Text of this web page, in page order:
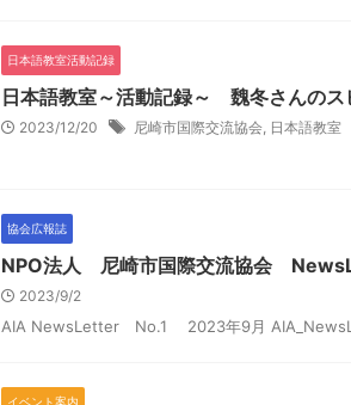
日本語教室活動記録
日本語教室～活動記録～ 魏冬さんの
2023/12/20 尼崎市国際交流協会 日本語教
協会広報誌
NPO法人 尼崎市国際交流協会
2023/9/2
AIA NewsLetter No.1 2023年9月
イベント案内